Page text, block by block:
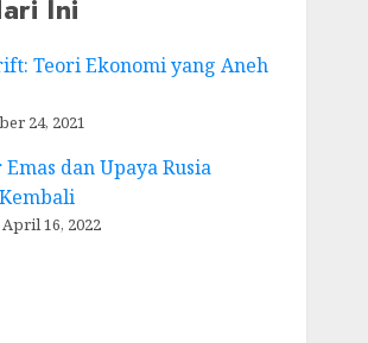
Ini
Teori Ekonomi yang Aneh
24, 2021
dan Upaya Rusia
16, 2022